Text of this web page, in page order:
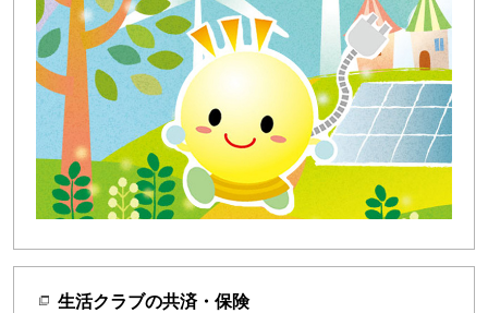
生活クラブの共済・保険